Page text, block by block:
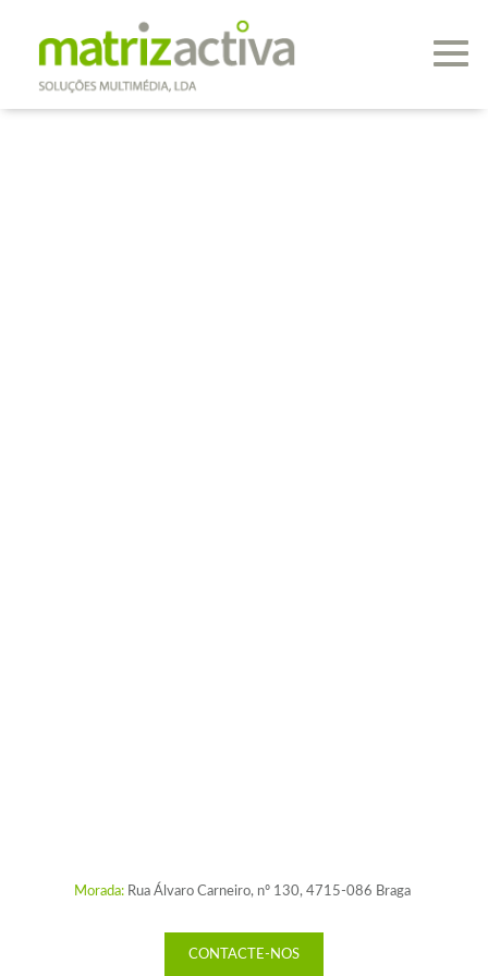
Morada: Rua Álvaro Carneiro, nº 130, 4715-086 Braga
CONTACTE-NOS